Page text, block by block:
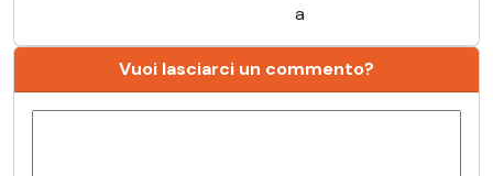
a
Vuoi lasciarci un commento?